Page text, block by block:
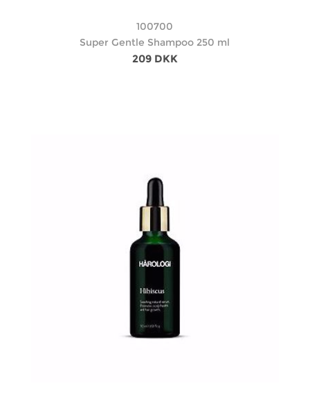
100700
Super Gentle Shampoo 250 ml
209 DKK